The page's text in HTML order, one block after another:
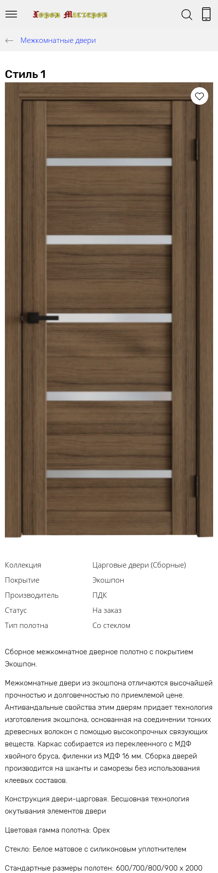
Межкомнатные двери
Стиль 1
Коллекция
Царговые двери (Сборные)
Покрытие
Экошпон
Производитель
ПДК
Статус
На заказ
Тип полотна
Со стеклом
Сборное межкомнатное дверное полотно с покрытием
Экошпон.
Межкомнатные двери из экошпона отличаются высочайшей
прочностью и долговечностью по приемлемой цене.
Антивандальные свойства этим дверям придает технология
изготовления экошпона, основанная на соединении тонких
древесных волокон с помощью высокопрочных связующих
веществ. Каркас собирается из переклеенного с МДФ
хвойного бруса, филенки из МДФ 16 мм. Сборка дверей
производится на шканты и саморезы без использования
клеевых составов.
Конструкция двери-царговая. Бесшовная технология
окутывания элементов двери
Цветовая гамма полотна: Орех
Стекло: Белое матовое с силиконовым уплотнителем
Стандартные размеры полотен: 600/700/800/900 x 2000